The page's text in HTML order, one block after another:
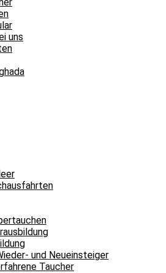
uns
und Neueinsteiger
Taucher
22:00